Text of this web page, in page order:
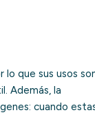
que sus usos
Además, la
cuando